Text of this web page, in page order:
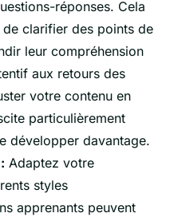
réponses. Cela
clarifier des points de
leur compréhension
aux retours des
votre contenu en
particulièrement
développer davantage.
Adaptez votre
styles
apprenants peuvent